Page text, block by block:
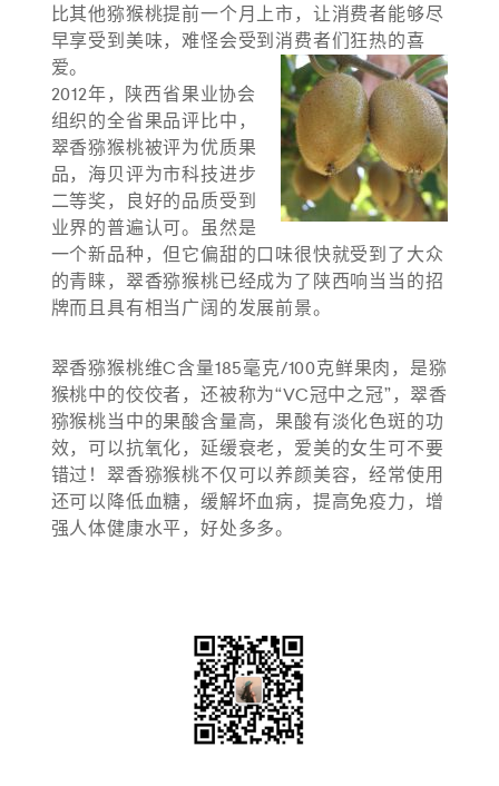
比其他猕猴桃提前一个月上市，让消费者能够尽
早享受到美味，难怪会受到消费者们狂热的喜
爱。
2012年，陕西省果业协会
组织的全省果品评比中，
翠香猕猴桃被评为优质果
品，海贝评为市科技进步
二等奖，良好的品质受到
业界的普遍认可。虽然是
一个新品种，但它偏甜的口味很快就受到了大众
的青睐，翠香猕猴桃已经成为了陕西响当当的招
牌而且具有相当广阔的发展前景。
翠香猕猴桃维C含量185毫克/100克鲜果肉，是猕
猴桃中的佼佼者，还被称为“VC冠中之冠”，翠香
猕猴桃当中的果酸含量高，果酸有淡化色斑的功
效，可以抗氧化，延缓衰老，爱美的女生可不要
错过！翠香猕猴桃不仅可以养颜美容，经常使用
还可以降低血糖，缓解坏血病，提高免疫力，增
强人体健康水平，好处多多。